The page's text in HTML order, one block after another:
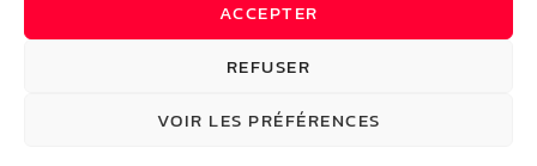
ACCEPTER
REFUSER
VOIR LES PRÉFÉRENCES
THE LABO BAR CLUB PARIS